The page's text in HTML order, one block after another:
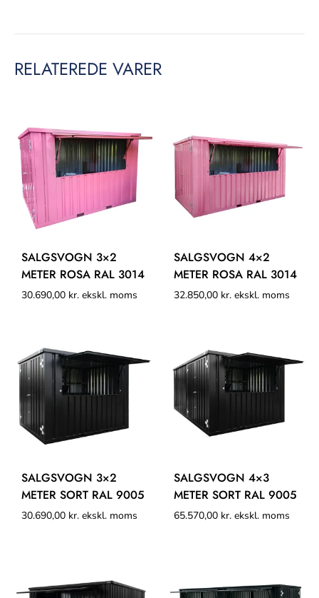
RELATEREDE VARER
SALGSVOGN 3×2
METER ROSA RAL 3014
30.690,00 kr. ekskl. moms
SALGSVOGN 4×2
METER ROSA RAL 3014
32.850,00 kr. ekskl. moms
SALGSVOGN 3×2
METER SORT RAL 9005
30.690,00 kr. ekskl. moms
SALGSVOGN 4×3
METER SORT RAL 9005
65.570,00 kr. ekskl. moms